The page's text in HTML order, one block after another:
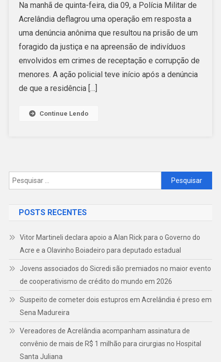
POLICIAL
RESULTA
NA
PRISÃO
DE
FORAGIDO
DA
FURTOS
Na manhã de quinta-feira, dia 09, a Polícia Militar de
Acrelândia deflagrou uma operação em resposta a
uma denúncia anônima que resultou na prisão de um
foragido da justiça e na apreensão de indivíduos
envolvidos em crimes de receptação e corrupção de
menores. A ação policial teve início após a denúncia
de que a residência […]
Continue Lendo
Pesquisar
por:
POSTS RECENTES
Vitor Martineli declara apoio a Alan Rick para o Governo do
Acre e a Olavinho Boiadeiro para deputado estadual
Jovens associados do Sicredi são premiados no maior evento
de cooperativismo de crédito do mundo em 2026
Suspeito de cometer dois estupros em Acrelândia é preso em
Sena Madureira
Vereadores de Acrelândia acompanham assinatura de
convênio de mais de R$ 1 milhão para cirurgias no Hospital
Santa Juliana